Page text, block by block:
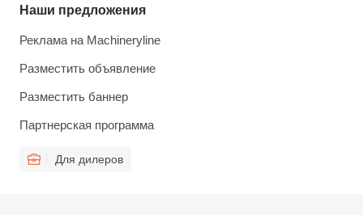
Наши предложения
Реклама на Machineryline
Разместить объявление
Разместить баннер
Партнерская программа
Для дилеров